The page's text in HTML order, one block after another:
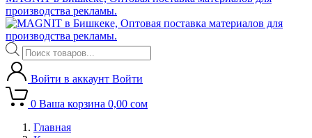
производства рекламы.
Поиск
товаров
Войти в аккаунт Войти
0 Ваша корзина 0,00 сом
Главная